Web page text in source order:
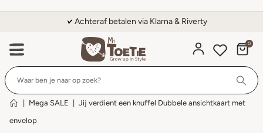
Achteraf betalen via Klarna & Riverty
0
Mega SALE
Jij verdient een knuffel Dubbele ansichtkaart met
envelop